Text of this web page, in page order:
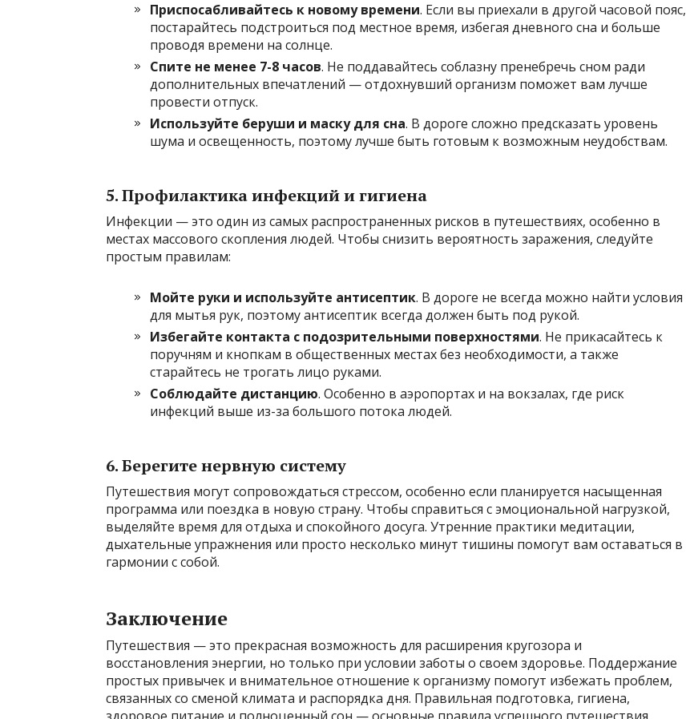
Приспосабливайтесь к новому времени. Если вы приехали в другой часовой пояс,
постарайтесь подстроиться под местное время, избегая дневного сна и больше
проводя времени на солнце.
Спите не менее 7-8 часов. Не поддавайтесь соблазну пренебречь сном ради
дополнительных впечатлений — отдохнувший организм поможет вам лучше
провести отпуск.
Используйте беруши и маску для сна. В дороге сложно предсказать уровень
шума и освещенность, поэтому лучше быть готовым к возможным неудобствам.
5. Профилактика инфекций и гигиена
Инфекции — это один из самых распространенных рисков в путешествиях, особенно в
местах массового скопления людей. Чтобы снизить вероятность заражения, следуйте
простым правилам:
Мойте руки и используйте антисептик. В дороге не всегда можно найти условия
для мытья рук, поэтому антисептик всегда должен быть под рукой.
Избегайте контакта с подозрительными поверхностями. Не прикасайтесь к
поручням и кнопкам в общественных местах без необходимости, а также
старайтесь не трогать лицо руками.
Соблюдайте дистанцию. Особенно в аэропортах и на вокзалах, где риск
инфекций выше из-за большого потока людей.
6. Берегите нервную систему
Путешествия могут сопровождаться стрессом, особенно если планируется насыщенная
программа или поездка в новую страну. Чтобы справиться с эмоциональной нагрузкой,
выделяйте время для отдыха и спокойного досуга. Утренние практики медитации,
дыхательные упражнения или просто несколько минут тишины помогут вам оставаться в
гармонии с собой.
Заключение
Путешествия — это прекрасная возможность для расширения кругозора и
восстановления энергии, но только при условии заботы о своем здоровье. Поддержание
простых привычек и внимательное отношение к организму помогут избежать проблем,
связанных со сменой климата и распорядка дня. Правильная подготовка, гигиена,